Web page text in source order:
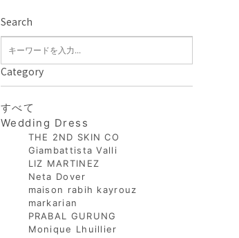
Search
Category
すべて
Wedding Dress
THE 2ND SKIN CO
Giambattista Valli
LIZ MARTINEZ
Neta Dover
maison rabih kayrouz
markarian
PRABAL GURUNG
Monique Lhuillier